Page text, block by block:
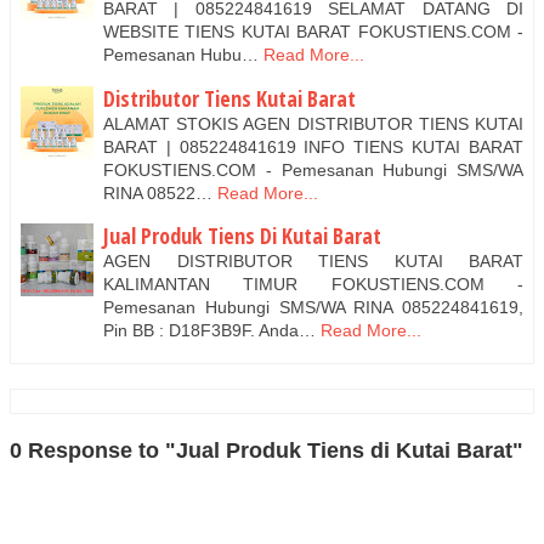
BARAT | 085224841619 SELAMAT DATANG DI
WEBSITE TIENS KUTAI BARAT FOKUSTIENS.COM -
Pemesanan Hubu… Read More...
Distributor Tiens Kutai Barat
ALAMAT STOKIS AGEN DISTRIBUTOR TIENS KUTAI
BARAT | 085224841619 INFO TIENS KUTAI BARAT
FOKUSTIENS.COM - Pemesanan Hubungi SMS/WA
RINA 08522…
Read More...
Jual Produk Tiens Di Kutai Barat
AGEN DISTRIBUTOR TIENS KUTAI BARAT
KALIMANTAN TIMUR FOKUSTIENS.COM -
Pemesanan Hubungi SMS/WA RINA 085224841619,
Pin BB : D18F3B9F. Anda… Read More...
0 Response to "Jual Produk Tiens di Kutai Barat"